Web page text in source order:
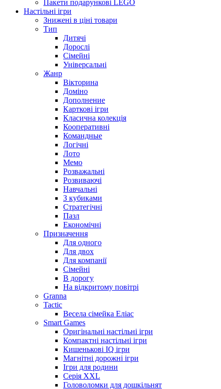
Пакети подарункові LEGO
Настільні ігри
Знижені в ціні товари
Тип
Дитячі
Дорослі
Сімейні
Універсальні
Жанр
Вікторина
Доміно
Дополнение
Карткові ігри
Класична колекція
Кооперативні
Командные
Логічні
Лото
Мемо
Розважальні
Розвиваючі
Навчальні
З кубиками
Стратегічні
Пазл
Економічні
Призначення
Для одного
Для двох
Для компанії
Сімейні
В дорогу
На відкритому повітрі
Granna
Tactic
Весела сімейка Еліас
Smart Games
Оригінальні настільні ігри
Компактні настільні ігри
Кишенькові IQ ігри
Магнітні дорожні ігри
Ігри для родини
Серія XXL
Головоломки для дошкільнят